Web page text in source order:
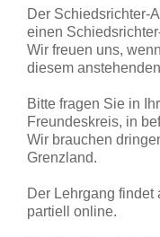
Der Schiedsrichter-
einen
Wir freuen uns,
diesem
Bitte fragen Sie in
Freundeskreis, in
Wir brauchen
Grenzland.
Der Lehrgang findet
partiell online.